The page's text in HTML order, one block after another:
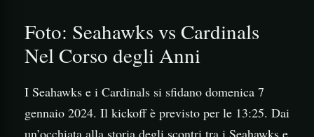
Foto: Seahawks vs Cardinals
Nel Corso degli Anni
I Seahawks e i Cardinals si sfidano domenica 7
gennaio 2024. Il kickoff è previsto per le 13:25. Dai
un’occhiata alla storia degli scontri tra i Seahawks e